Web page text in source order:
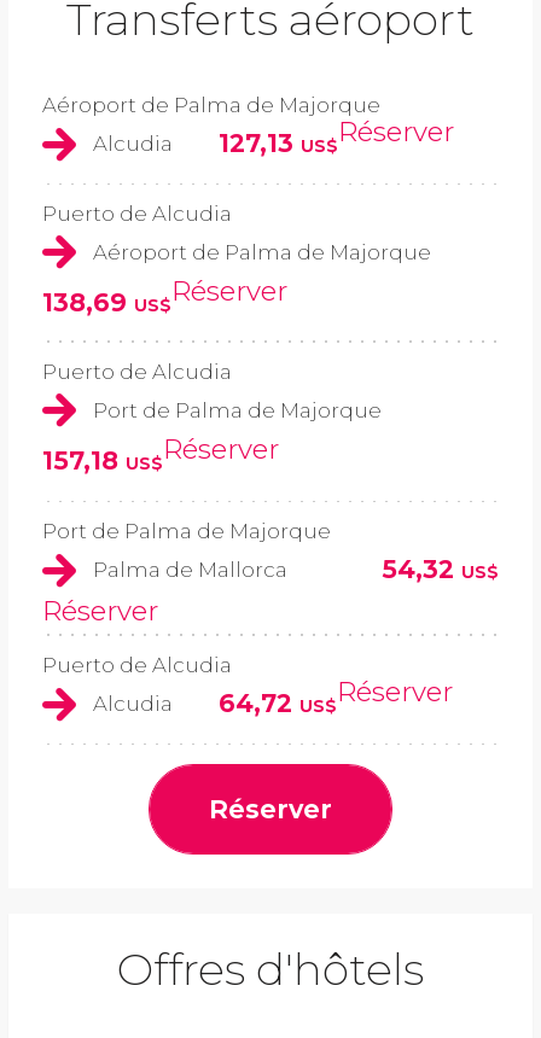
Transferts aéroport
Aéroport de Palma de Majorque
Alcudia
127,13 US$Réserver
Puerto de Alcudia
Aéroport de Palma de Majorque
138,69 US$Réserver
Puerto de Alcudia
Port de Palma de Majorque
157,18 US$Réserver
Port de Palma de Majorque
Palma de Mallorca
54,32 US$
Réserver
Puerto de Alcudia
Alcudia
64,72 US$Réserver
Réserver
Offres d'hôtels